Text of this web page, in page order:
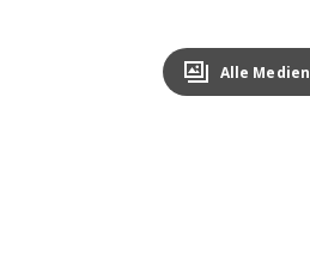
Alle Medien